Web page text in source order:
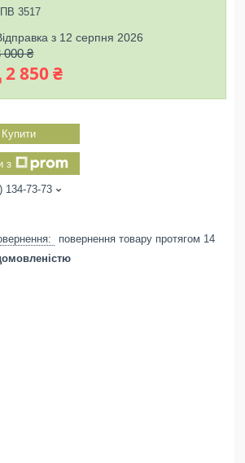
ПВ 3517
з 12 серпня 2026
000 ₴
2 850 ₴
Купити
з
134-73-73
повернення товару протягом 14